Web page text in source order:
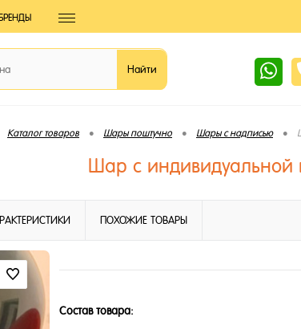
Каталог товаров • Шары поштучно • Шары с надписью •
Шар с индивидуальной
ПОХОЖИЕ ТОВАРЫ
Состав товара: